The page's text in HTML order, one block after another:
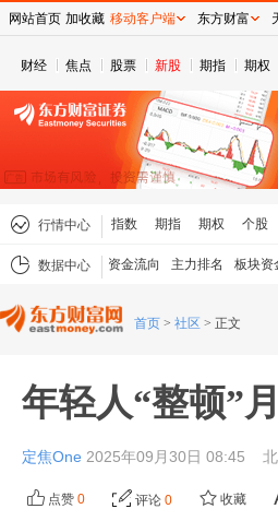
财经 焦点 股票 新股 期指 期权
行情中心 指数 期指 期权 个股
数据中心 资金流向 主力排名 板块资
首页 > 社区 > 正文
年轻人“整顿”
定焦One 2025年09月30日 08:45
点赞 0 评论 0 收藏
网站首页 加收藏 移动客户端 东方财富